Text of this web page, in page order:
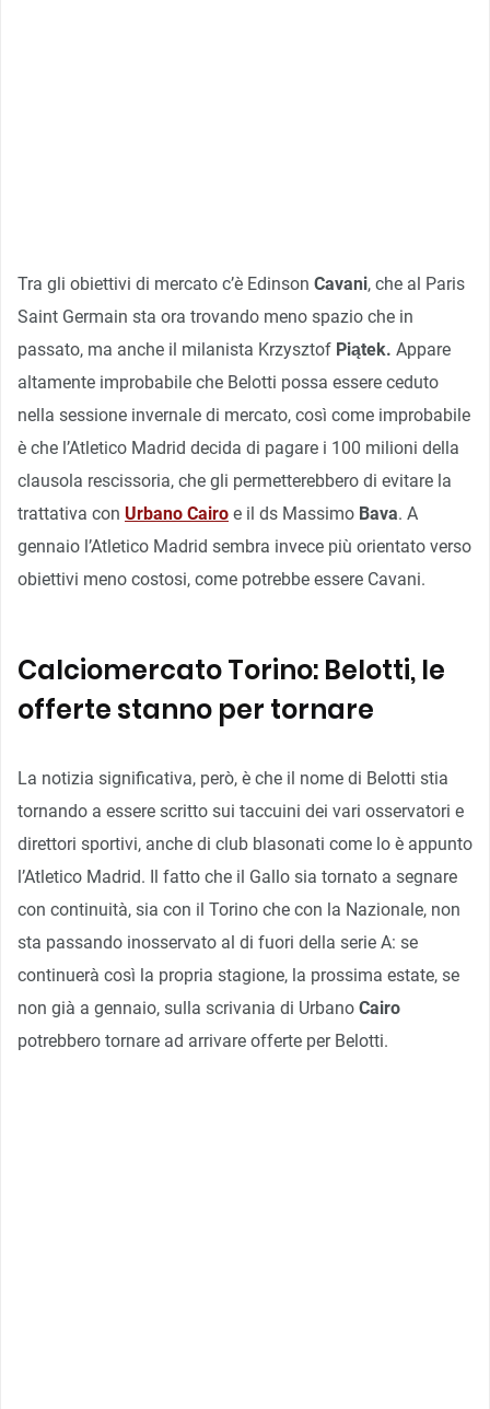
Tra gli obiettivi di mercato c’è Edinson Cavani, che al Paris
Saint Germain sta ora trovando meno spazio che in
passato, ma anche il milanista Krzysztof Piątek. Appare
altamente improbabile che Belotti possa essere ceduto
nella sessione invernale di mercato, così come improbabile
è che l’Atletico Madrid decida di pagare i 100 milioni della
clausola rescissoria, che gli permetterebbero di evitare la
trattativa con Urbano Cairo e il ds Massimo Bava. A
gennaio l’Atletico Madrid sembra invece più orientato verso
obiettivi meno costosi, come potrebbe essere Cavani.
Calciomercato Torino: Belotti, le
offerte stanno per tornare
La notizia significativa, però, è che il nome di Belotti stia
tornando a essere scritto sui taccuini dei vari osservatori e
direttori sportivi, anche di club blasonati come lo è appunto
l’Atletico Madrid. Il fatto che il Gallo sia tornato a segnare
con continuità, sia con il Torino che con la Nazionale, non
sta passando inosservato al di fuori della serie A: se
continuerà così la propria stagione, la prossima estate, se
non già a gennaio, sulla scrivania di Urbano Cairo
potrebbero tornare ad arrivare offerte per Belotti.